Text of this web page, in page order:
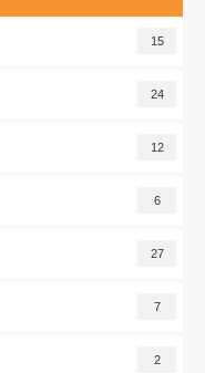
15
24
12
6
27
7
2